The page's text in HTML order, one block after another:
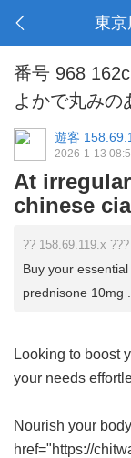
東京
番号 968
よかで丸みの
遊客
2026-1-13
At
chinese
?? 158.69.119.x
Buy your
prednisone 10mg
Looking to boost
your needs
Nourish your
href="https://